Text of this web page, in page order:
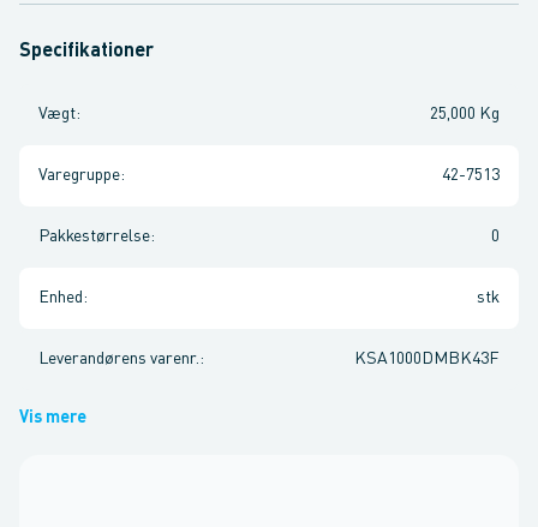
Specifikationer
Vægt: 25,000 Kg
Varegruppe: 42-7513
Pakkestørrelse: 0
Enhed : stk
Leverandørens varenr. : KSA1000DMBK43F
Vis mere